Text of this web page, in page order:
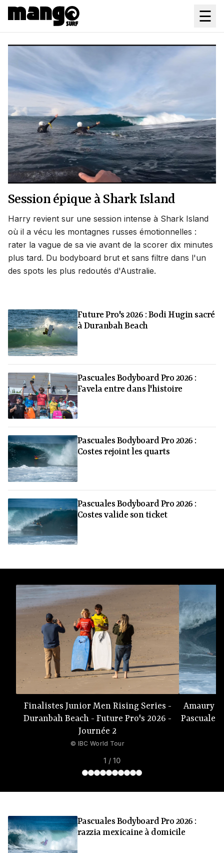
Aller au contenu principal
☰
Session épique à Shark Island
Harry revient sur une session intense à Shark Island
où il a vécu les montagnes russes émotionnelles :
rater la vague de sa vie avant de la scorer dix minutes
plus tard. Du bodyboard brut et sans filtre dans l'un
des spots les plus redoutés d'Australie.
Future Pro's 2026 : Bodi Hugin sacré
à Duranbah Beach
Pascuales Bodyboard Pro 2026 :
Favela entre dans l'histoire
Pascuales Bodyboard Pro 2026 :
Costes rejoint les quarts
Pascuales Bodyboard Pro 2026 :
Costes valide son ticket
Finalistes Junior Men Rising Series -
Duranbah Beach - Future Pro's 2026 -
Journée 2
© IBC World Tour
Amaury
Pascuales
1 / 10
Pascuales Bodyboard Pro 2026 :
razzia mexicaine à domicile